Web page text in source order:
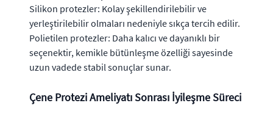
Silikon protezler: Kolay şekillendirilebilir ve
yerleştirilebilir olmaları nedeniyle sıkça tercih edilir.
Polietilen protezler: Daha kalıcı ve dayanıklı bir
seçenektir, kemikle bütünleşme özelliği sayesinde
uzun vadede stabil sonuçlar sunar.
Çene Protezi Ameliyatı Sonrası İyileşme Süreci